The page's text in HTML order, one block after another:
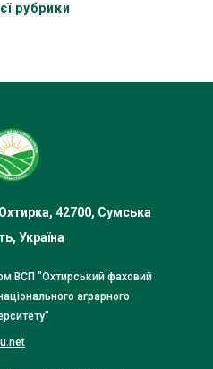
рубрики
42700, Сумська
Україна
ВСП "Охтирський фаховий
аграрного